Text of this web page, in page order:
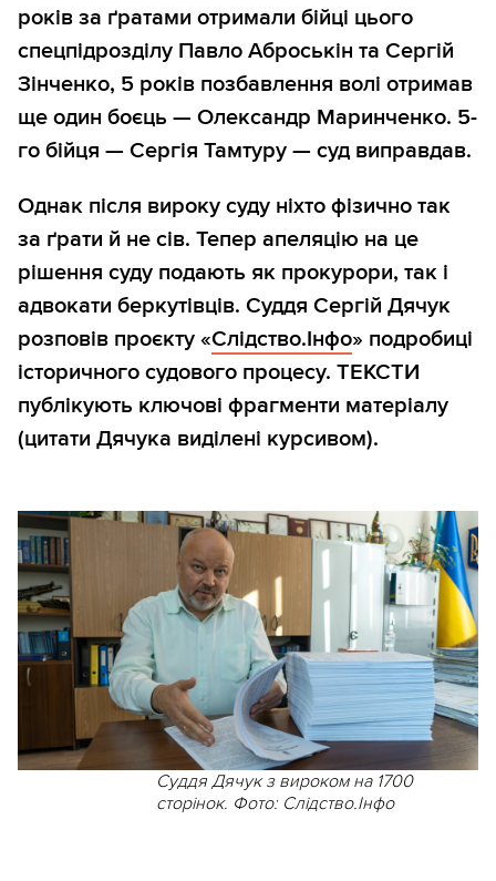
років за ґратами отримали бійці цього
спецпідрозділу Павло Аброськін та Сергій
Зінченко, 5 років позбавлення волі отримав
ще один боєць — Олександр Маринченко. 5-
го бійця — Сергія Тамтуру — суд виправдав.
Однак після вироку суду ніхто фізично так
за ґрати й не сів. Тепер апеляцію на це
рішення суду подають як прокурори, так і
адвокати беркутівців. Суддя Сергій Дячук
розповів проєкту «Слідство.Інфо» подробиці
історичного судового процесу. ТЕКСТИ
публікують ключові фрагменти матеріалу
(цитати Дячука виділені курсивом).
Суддя Дячук з вироком на 1700
сторінок. Фото: Слідство.Інфо